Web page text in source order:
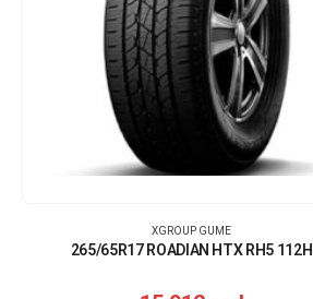
XGROUP GUME
265/65R17 ROADIAN HTX RH5 112H